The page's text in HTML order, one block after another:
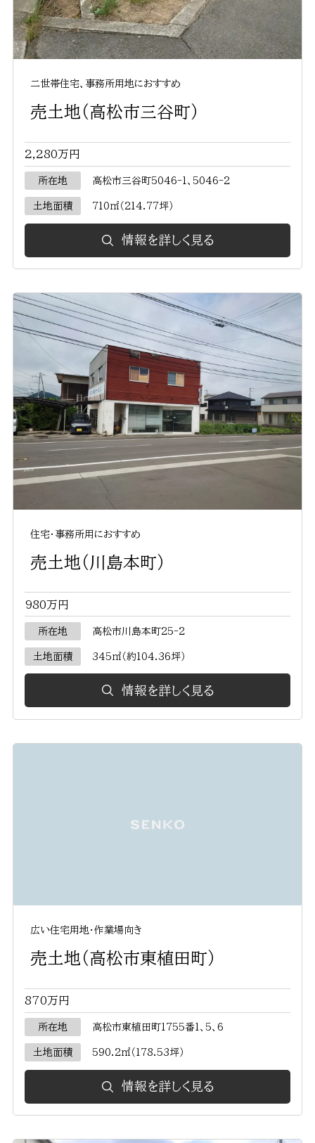
二世帯住宅、事務所用地におすすめ
売土地（高松市三谷町）
2,280万円
所在地 高松市三谷町5046-1、5046-2
土地面積 710㎡（214.77坪）
情報を詳しく見る
住宅・事務所用におすすめ
売土地（川島本町）
980万円
所在地 高松市川島本町25-2
土地面積 345㎡（約104.36坪）
情報を詳しく見る
広い住宅用地・作業場向き
売土地（高松市東植田町）
870万円
所在地 高松市東植田町1755番1、5、6
土地面積 590.2㎡（178.53坪）
情報を詳しく見る